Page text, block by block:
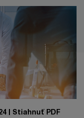
Stiahnuť PDF